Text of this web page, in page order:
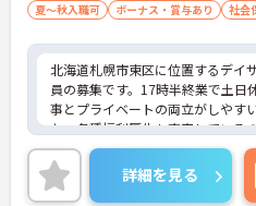
夏～秋入職可
ボーナス・賞与あり 社会
北海道札幌市東区に位置するデイ
員の募集です。17時半終業で土日
事とプライベートの両立がしやす
た、各種福利厚生も充実している
すい環境が整っています◎ご興味
のポイントお伝えしますのでご気
ください。
詳細を見る